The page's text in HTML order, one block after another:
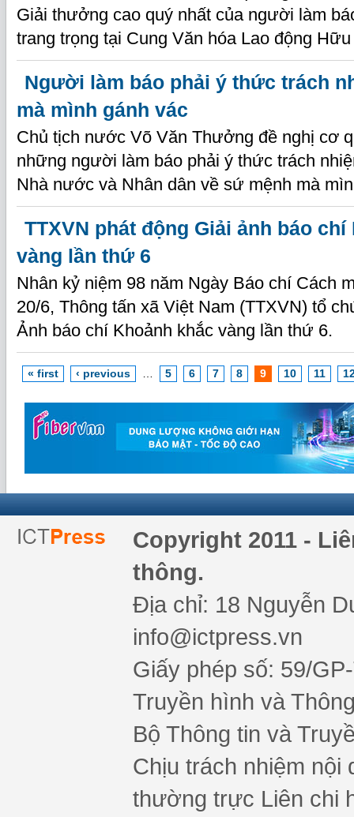
Giải thưởng cao quý nhất của người làm
trang trọng tại Cung Văn hóa Lao động
Người làm báo phải ý thức trách
mà mình gánh vác
Chủ tịch nước Võ Văn Thưởng đề nghị cơ
những người làm báo phải ý thức trách
Nhà nước và Nhân dân về sứ mệnh mà
TTXVN phát động Giải ảnh báo
vàng lần thứ 6
Nhân kỷ niệm 98 năm Ngày Báo chí Cách
20/6, Thông tấn xã Việt Nam (TTXVN) tổ
Ảnh báo chí Khoảnh khắc vàng lần thứ 6.
« first ‹ previous 5 6 7 8 9 10 11
Copyright 2011 -
thông.
Địa chỉ: 18 Nguyễn
info@ictpress.vn
Giấy phép số: 59/
Truyền hình và
Bộ Thông tin và
Chịu trách nhiệm nội
thường trực Liên chi